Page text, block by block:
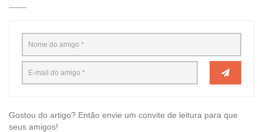
Gostou do artigo? Então envie um convite de leitura para que
seus amigos!